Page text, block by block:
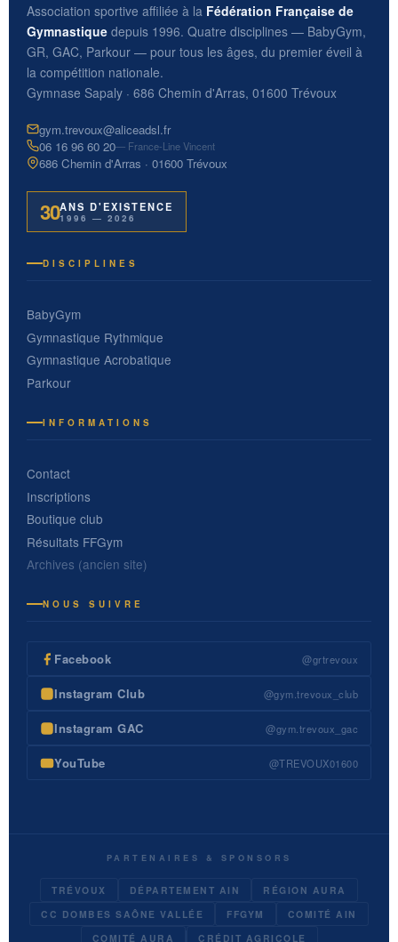
Association sportive affiliée à la Fédération Française de
Gymnastique depuis 1996. Quatre disciplines — BabyGym,
GR, GAC, Parkour — pour tous les âges, du premier éveil à
la compétition nationale.
Gymnase Sapaly · 686 Chemin d'Arras, 01600 Trévoux
gym.trevoux@aliceadsl.fr
06 16 96 60 20— France-Line Vincent
686 Chemin d'Arras · 01600 Trévoux
30ANS D'EXISTENCE
1996 — 2026
DISCIPLINES
BabyGym
Gymnastique Rythmique
Gymnastique Acrobatique
Parkour
INFORMATIONS
Contact
Inscriptions
Boutique club
Résultats FFGym
Archives (ancien site)
NOUS SUIVRE
Facebook @grtrevoux
Instagram Club @gym.trevoux_club
Instagram GAC @gym.trevoux_gac
YouTube @TREVOUX01600
PARTENAIRES & SPONSORS
TRÉVOUX DÉPARTEMENT AIN
RÉGION AURA
CC DOMBES SAÔNE VALLÉE
FFGYM
COMITÉ AIN
COMITÉ AURA
CRÉDIT AGRICOLE